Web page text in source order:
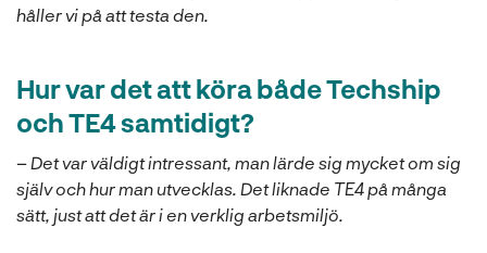
håller vi på att testa den.
Hur var det att köra både Techship
och TE4 samtidigt?
– Det var väldigt intressant, man lärde sig mycket om sig
själv och hur man utvecklas. Det liknade TE4 på många
sätt, just att det är i en verklig arbetsmiljö.